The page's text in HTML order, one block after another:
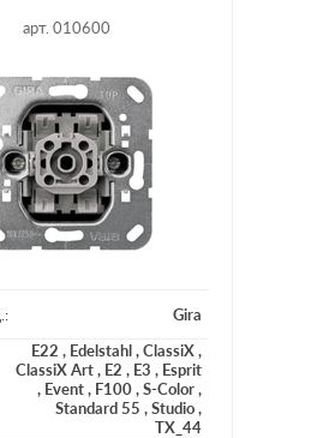
арт. 010600
Gira
E22 , Edelstahl,ClassiX,
ClassiX Art, E2 , E3 , Esprit
, Event, F100,S-Color,
Standard 55 ,Studio,
TX_44